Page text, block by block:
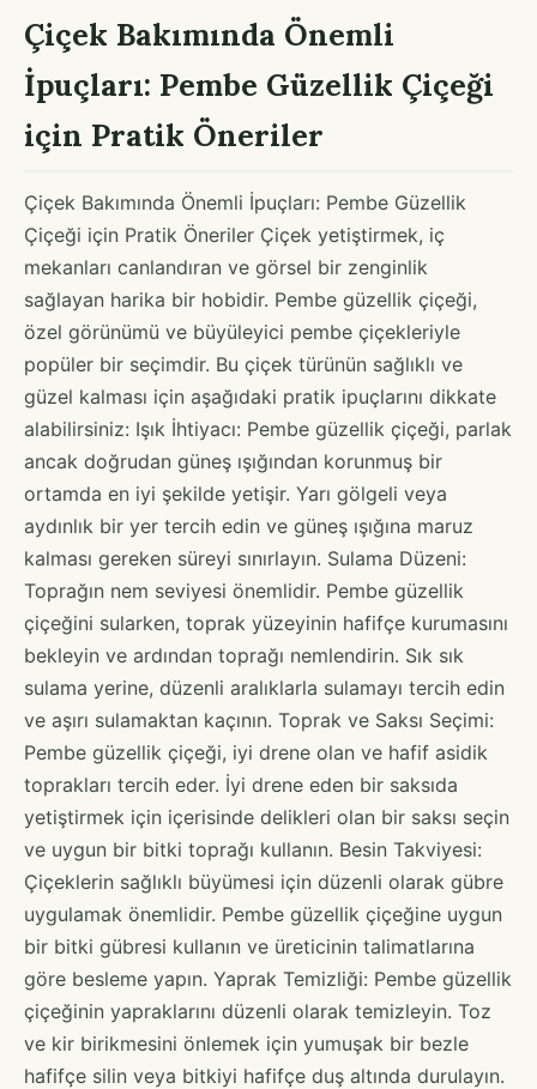
Çiçek Bakımında Önemli
İpuçları: Pembe Güzellik Çiçeği
için Pratik Öneriler
Çiçek Bakımında Önemli İpuçları: Pembe Güzellik
Çiçeği için Pratik Öneriler Çiçek yetiştirmek, iç
mekanları canlandıran ve görsel bir zenginlik
sağlayan harika bir hobidir. Pembe güzellik çiçeği,
özel görünümü ve büyüleyici pembe çiçekleriyle
popüler bir seçimdir. Bu çiçek türünün sağlıklı ve
güzel kalması için aşağıdaki pratik ipuçlarını dikkate
alabilirsiniz: Işık İhtiyacı: Pembe güzellik çiçeği, parlak
ancak doğrudan güneş ışığından korunmuş bir
ortamda en iyi şekilde yetişir. Yarı gölgeli veya
aydınlık bir yer tercih edin ve güneş ışığına maruz
kalması gereken süreyi sınırlayın. Sulama Düzeni:
Toprağın nem seviyesi önemlidir. Pembe güzellik
çiçeğini sularken, toprak yüzeyinin hafifçe kurumasını
bekleyin ve ardından toprağı nemlendirin. Sık sık
sulama yerine, düzenli aralıklarla sulamayı tercih edin
ve aşırı sulamaktan kaçının. Toprak ve Saksı Seçimi:
Pembe güzellik çiçeği, iyi drene olan ve hafif asidik
toprakları tercih eder. İyi drene eden bir saksıda
yetiştirmek için içerisinde delikleri olan bir saksı seçin
ve uygun bir bitki toprağı kullanın. Besin Takviyesi:
Çiçeklerin sağlıklı büyümesi için düzenli olarak gübre
uygulamak önemlidir. Pembe güzellik çiçeğine uygun
bir bitki gübresi kullanın ve üreticinin talimatlarına
göre besleme yapın. Yaprak Temizliği: Pembe güzellik
çiçeğinin yapraklarını düzenli olarak temizleyin. Toz
ve kir birikmesini önlemek için yumuşak bir bezle
hafifçe silin veya bitkiyi hafifçe duş altında durulayın.